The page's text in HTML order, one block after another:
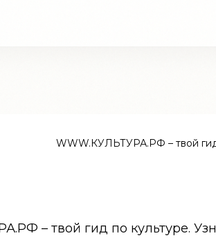
WWW.КУЛЬТУРА.РФ – твой гид
– твой гид по культуре.